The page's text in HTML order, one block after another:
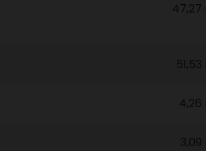
47,27
51,53
4,26
3,09